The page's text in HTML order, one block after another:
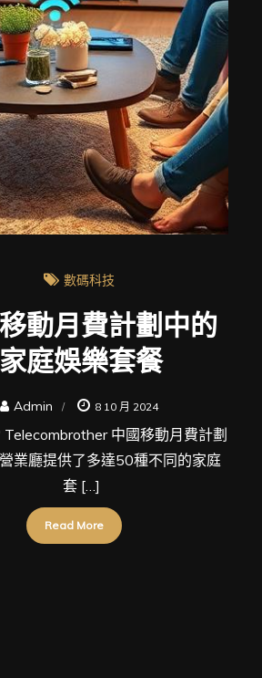
數碼科技
動月費計劃中的
家庭娛樂套餐
Admin 8 10 月 2024
Telecombrother 中國移動月費計劃
業廳提供了多達50種不同的家庭
套 […]
Read More